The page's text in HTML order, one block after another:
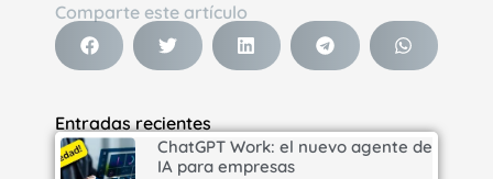
Comparte este artículo
Entradas recientes
ChatGPT Work: el nuevo agente de
IA para empresas